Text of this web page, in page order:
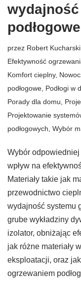
przez Robert Kucharski
Efektywność
Komfort cieplny,
podłogowe, Podłogi w
Porady dla domu,
Projektowanie
podłogowych, Wybór
Wybór odpowiedniej
wpływ na
Materiały takie jak
przewodnictwo
wydajność systemu
grube wykładziny
izolator, obniżając
jak różne materiały
eksploatacji, oraz
ogrzewaniem